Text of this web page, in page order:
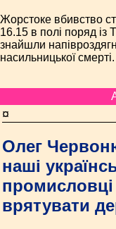
Жорстоке вбивство
16.15 в полі поряд із
знайшли
насильницької смерті.
¤
Олег
наші
врятувати